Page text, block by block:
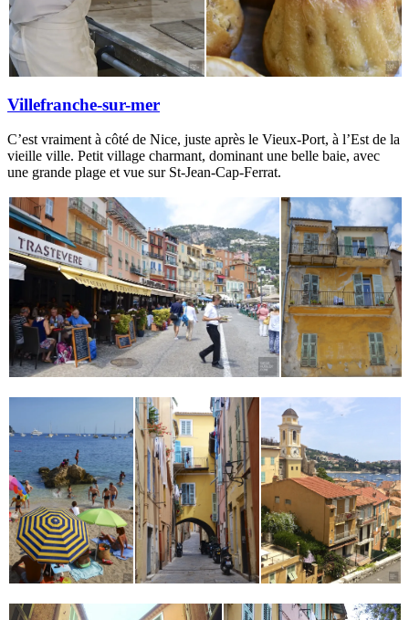
Villefranche-sur-mer
C’est vraiment à côté de Nice, juste après le Vieux-Port, à l’Est de la
vieille ville. Petit village charmant, dominant une belle baie, avec
une grande plage et vue sur St-Jean-Cap-Ferrat.